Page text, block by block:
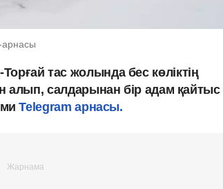
арнасы
тас жолында бес көліктің
алып, салдарынан бір адам қайтыс
Telegram арнасы.